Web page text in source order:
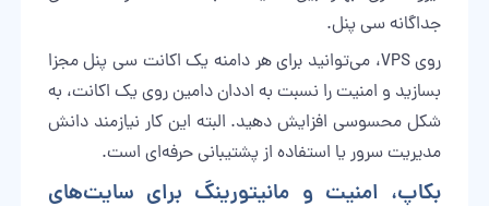
جداگانه سی پنل.
روی VPS، می‌توانید برای هر دامنه یک اکانت سی پنل مجزا
بسازید و امنیت را نسبت به اددان دامین روی یک اکانت، به
شکل محسوسی افزایش دهید. البته این کار نیازمند دانش
مدیریت سرور یا استفاده از پشتیبانی حرفه‌ای است.
بکاپ، امنیت و مانیتورینگ برای سایت‌های